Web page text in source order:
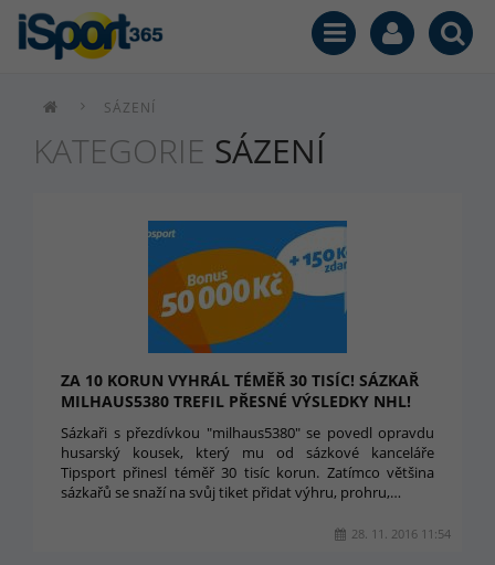
SÁZENÍ
KATEGORIE SÁZENÍ
ZA 10 KORUN VYHRÁL TÉMĚŘ 30 TISÍC! SÁZKAŘ
MILHAUS5380 TREFIL PŘESNÉ VÝSLEDKY NHL!
Sázkaři s přezdívkou "milhaus5380" se povedl opravdu
husarský kousek, který mu od sázkové kanceláře
Tipsport přinesl téměř 30 tisíc korun. Zatímco většina
sázkařů se snaží na svůj tiket přidat výhru, prohru,…
28. 11. 2016 11:54